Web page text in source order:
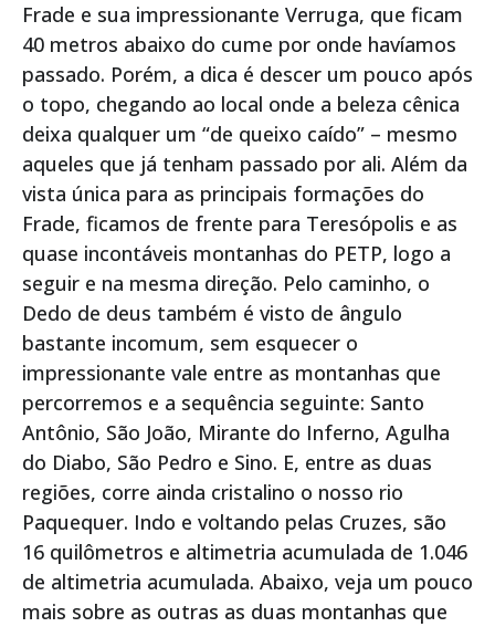
Frade e sua impressionante Verruga, que ficam
40 metros abaixo do cume por onde havíamos
passado. Porém, a dica é descer um pouco após
o topo, chegando ao local onde a beleza cênica
deixa qualquer um “de queixo caído” – mesmo
aqueles que já tenham passado por ali. Além da
vista única para as principais formações do
Frade, ficamos de frente para Teresópolis e as
quase incontáveis montanhas do PETP, logo a
seguir e na mesma direção. Pelo caminho, o
Dedo de deus também é visto de ângulo
bastante incomum, sem esquecer o
impressionante vale entre as montanhas que
percorremos e a sequência seguinte: Santo
Antônio, São João, Mirante do Inferno, Agulha
do Diabo, São Pedro e Sino. E, entre as duas
regiões, corre ainda cristalino o nosso rio
Paquequer. Indo e voltando pelas Cruzes, são
16 quilômetros e altimetria acumulada de 1.046
de altimetria acumulada. Abaixo, veja um pouco
mais sobre as outras as duas montanhas que